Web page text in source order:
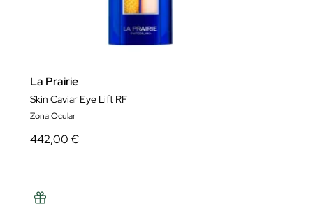
La Prairie
Skin Caviar Eye Lift RF
Zona Ocular
442,00 €